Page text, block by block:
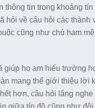
thông tin trong khoảng
hỏi về câu hỏi các thành
cũng như chú ham
giúp họ am hiểu trường
mang thể giới thiệu lời
hơn, câu hỏi lắng
giữa tín đồ cũng như